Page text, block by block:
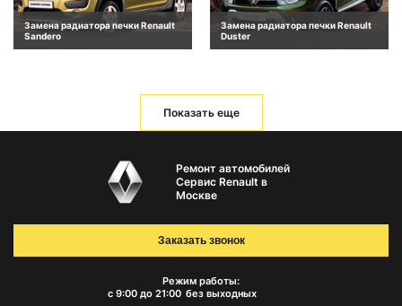
Замена радиатора печки Renault
Sandero
Замена радиатора печки Renault
Duster
Показать еще
Ремонт автомобилей
Сервис Renault в
Москве
Режим работы:
с 9:00 до 21:00 без выходных
Заказать звонок